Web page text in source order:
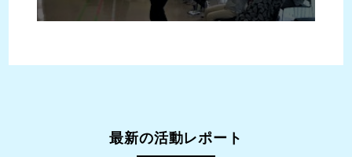
ることを証明するために。
最新の活動レポート